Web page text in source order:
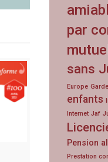
par
sans
Europe
enfants
Internet Jaf
Pension
Prestation